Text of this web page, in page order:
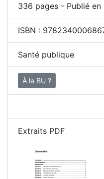
336 pages - Publié en
ISBN :
Santé publique
À la BU ?
Extraits PDF